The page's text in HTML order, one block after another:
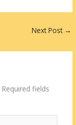
Next Post →
Required fields